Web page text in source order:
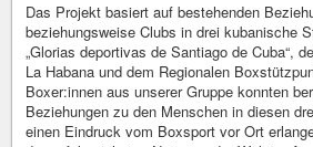
Das Projekt basiert auf bestehenden
beziehungsweise Clubs in drei kubanische
„Glorias deportivas de Santiago de Cuba“,
La Habana und dem Regionalen
Boxer:innen aus unserer Gruppe konnten
Beziehungen zu den Menschen in diesen
einen Eindruck vom Boxsport vor Ort